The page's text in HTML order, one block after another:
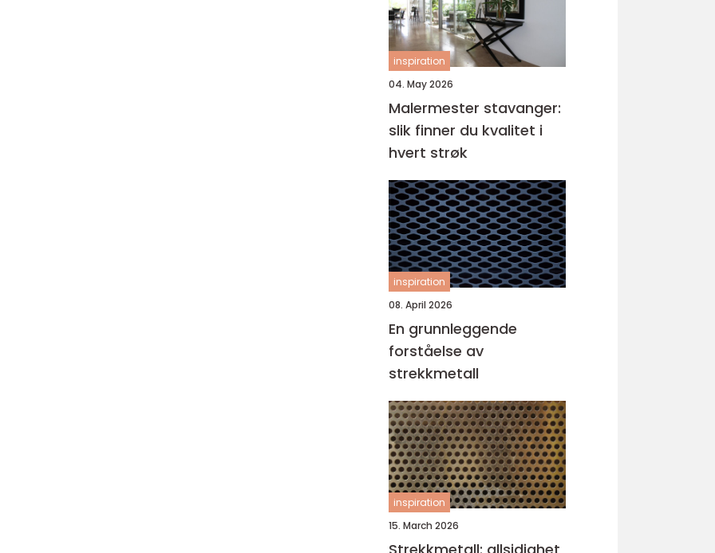
inspiration
04. May 2026
Malermester stavanger:
slik finner du kvalitet i
hvert strøk
inspiration
08. April 2026
En grunnleggende
forståelse av
strekkmetall
inspiration
15. March 2026